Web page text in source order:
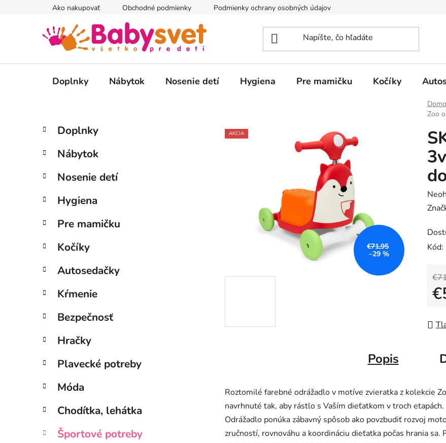
Ako nakupovať Obchodné podmienky Podmienky ochrany osobných údajov
Doplnky Nábytok Nosenie detí Hygiena Pre mamičku Kočíky
Zoo
B
č
ý
a
n
e
l
Preskočiť
kategórie
K
a
e
ó
i
Doplnky
Nábytok
Nosenie detí
Hygiena
Pre mamičku
Kočíky
Autosedačky
Kŕmenie
Bezpečnosť
Hračky
Plavecké potreby
Móda
Chodítka, lehátka
Športové potreby
je
0,0
Kód:
AKCIA
€71,95
–29 %
Popis
Roztomilé farebné odrážadlo v motíve zvieratka z kolekcie
navrhnuté tak, aby rástlo s Vaším dieťatkom v troch etapách.
Odrážadlo ponúka zábavný spôsob ako povzbudiť rozvoj
zručností, rovnováhu a koordináciu dieťatka počas hrania sa.